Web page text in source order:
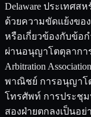
Delaware ประเทศ
ด้วยความขัดแย้งขอ
หรือเกี่ยวข้องกับข้อ
ผ่านอนุญาโตตุลากา
Arbitration
พาณิชย์ การอนุญาโ
โทรศัพท์ การประชุม
สองฝ่ายตกลงเป็นอ